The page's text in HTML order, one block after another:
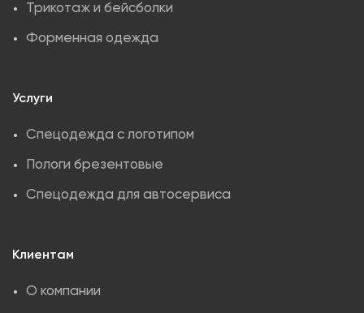
Трикотаж и бейсболки
Форменная одежда
Услуги
Спецодежда с логотипом
Пологи брезентовые
Спецодежда для автосервиса
Клиентам
О компании